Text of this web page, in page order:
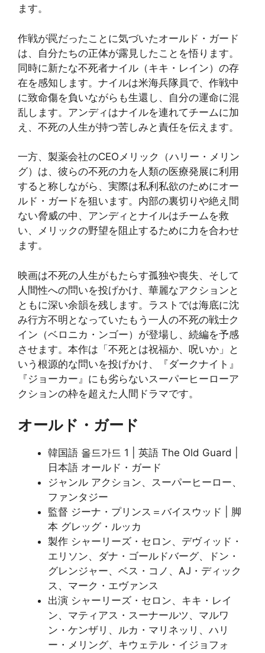
ます。
作戦が罠だったことに気づいたオールド・ガード
は、自分たちの正体が露見したことを悟ります。
同時に新たな不死者ナイル（キキ・レイン）の存
在を感知します。ナイルは米海兵隊員で、作戦中
に致命傷を負いながらも生還し、自分の運命に混
乱します。アンディはナイルを連れてチームに加
え、不死の人生が持つ苦しみと責任を伝えます。
一方、製薬会社のCEOメリック（ハリー・メリン
グ）は、彼らの不死の力を人類の医療発展に利用
すると称しながら、実際は私利私欲のためにオー
ルド・ガードを狙います。内部の裏切りや絶え間
ない脅威の中、アンディとナイルはチームを救
い、メリックの野望を阻止するために力を合わせ
ます。
映画は不死の人生がもたらす孤独や喪失、そして
人間性への問いを投げかけ、華麗なアクションと
ともに深い余韻を残します。ラストでは海底に沈
み行方不明となっていたもう一人の不死の戦士ク
イン（ベロニカ・ンゴー）が登場し、続編を予感
させます。本作は「不死とは祝福か、呪いか」と
いう根源的な問いを投げかけ、『ダークナイト』
『ジョーカー』にも劣らないスーパーヒーローア
クションの枠を超えた人間ドラマです。
オールド・ガード
韓国語 올드가드 1 | 英語 The Old Guard |
日本語 オールド・ガード
ジャンル アクション、スーパーヒーロー、
ファンタジー
監督 ジーナ・プリンス＝バイスウッド | 脚
本 グレッグ・ルッカ
製作 シャーリーズ・セロン、デヴィッド・
エリソン、ダナ・ゴールドバーグ、ドン・
グレンジャー、ベス・コノ、AJ・ディック
ス、マーク・エヴァンス
出演 シャーリーズ・セロン、キキ・レイ
ン、マティアス・スーナールツ、マルワ
ン・ケンザリ、ルカ・マリネッリ、ハリ
ー・メリング、キウェテル・イジョフォ